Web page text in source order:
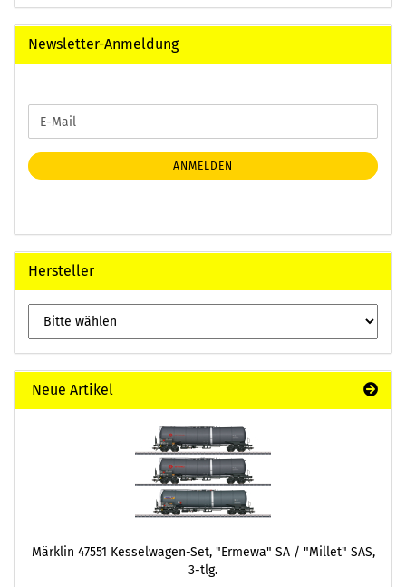
Newsletter-Anmeldung
ZUR
NEWSLETTER-
ANMELDUNG
E-
Mail
ANMELDEN
Hersteller
Neue Artikel
Märklin 47551 Kesselwagen-Set, "Ermewa" SA / "Millet" SAS,
3-tlg.